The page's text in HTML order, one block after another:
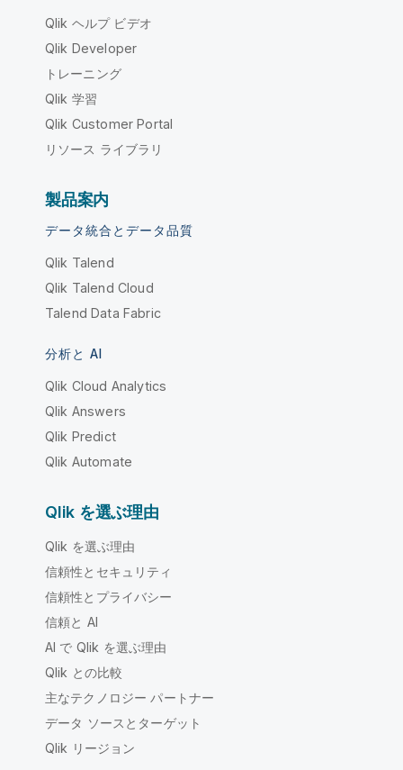
Qlik ヘルプ ビデオ
Qlik Developer
トレーニング
Qlik 学習
Qlik Customer Portal
リソース ライブラリ
製品案内
データ統合とデータ品質
Qlik Talend
Qlik Talend Cloud
Talend Data Fabric
分析と AI
Qlik Cloud Analytics
Qlik Answers
Qlik Predict
Qlik Automate
Qlik を選ぶ理由
Qlik を選ぶ理由
信頼性とセキュリティ
信頼性とプライバシー
信頼と AI
AI で Qlik を選ぶ理由
Qlik との比較
主なテクノロジー パートナー
データ ソースとターゲット
Qlik リージョン